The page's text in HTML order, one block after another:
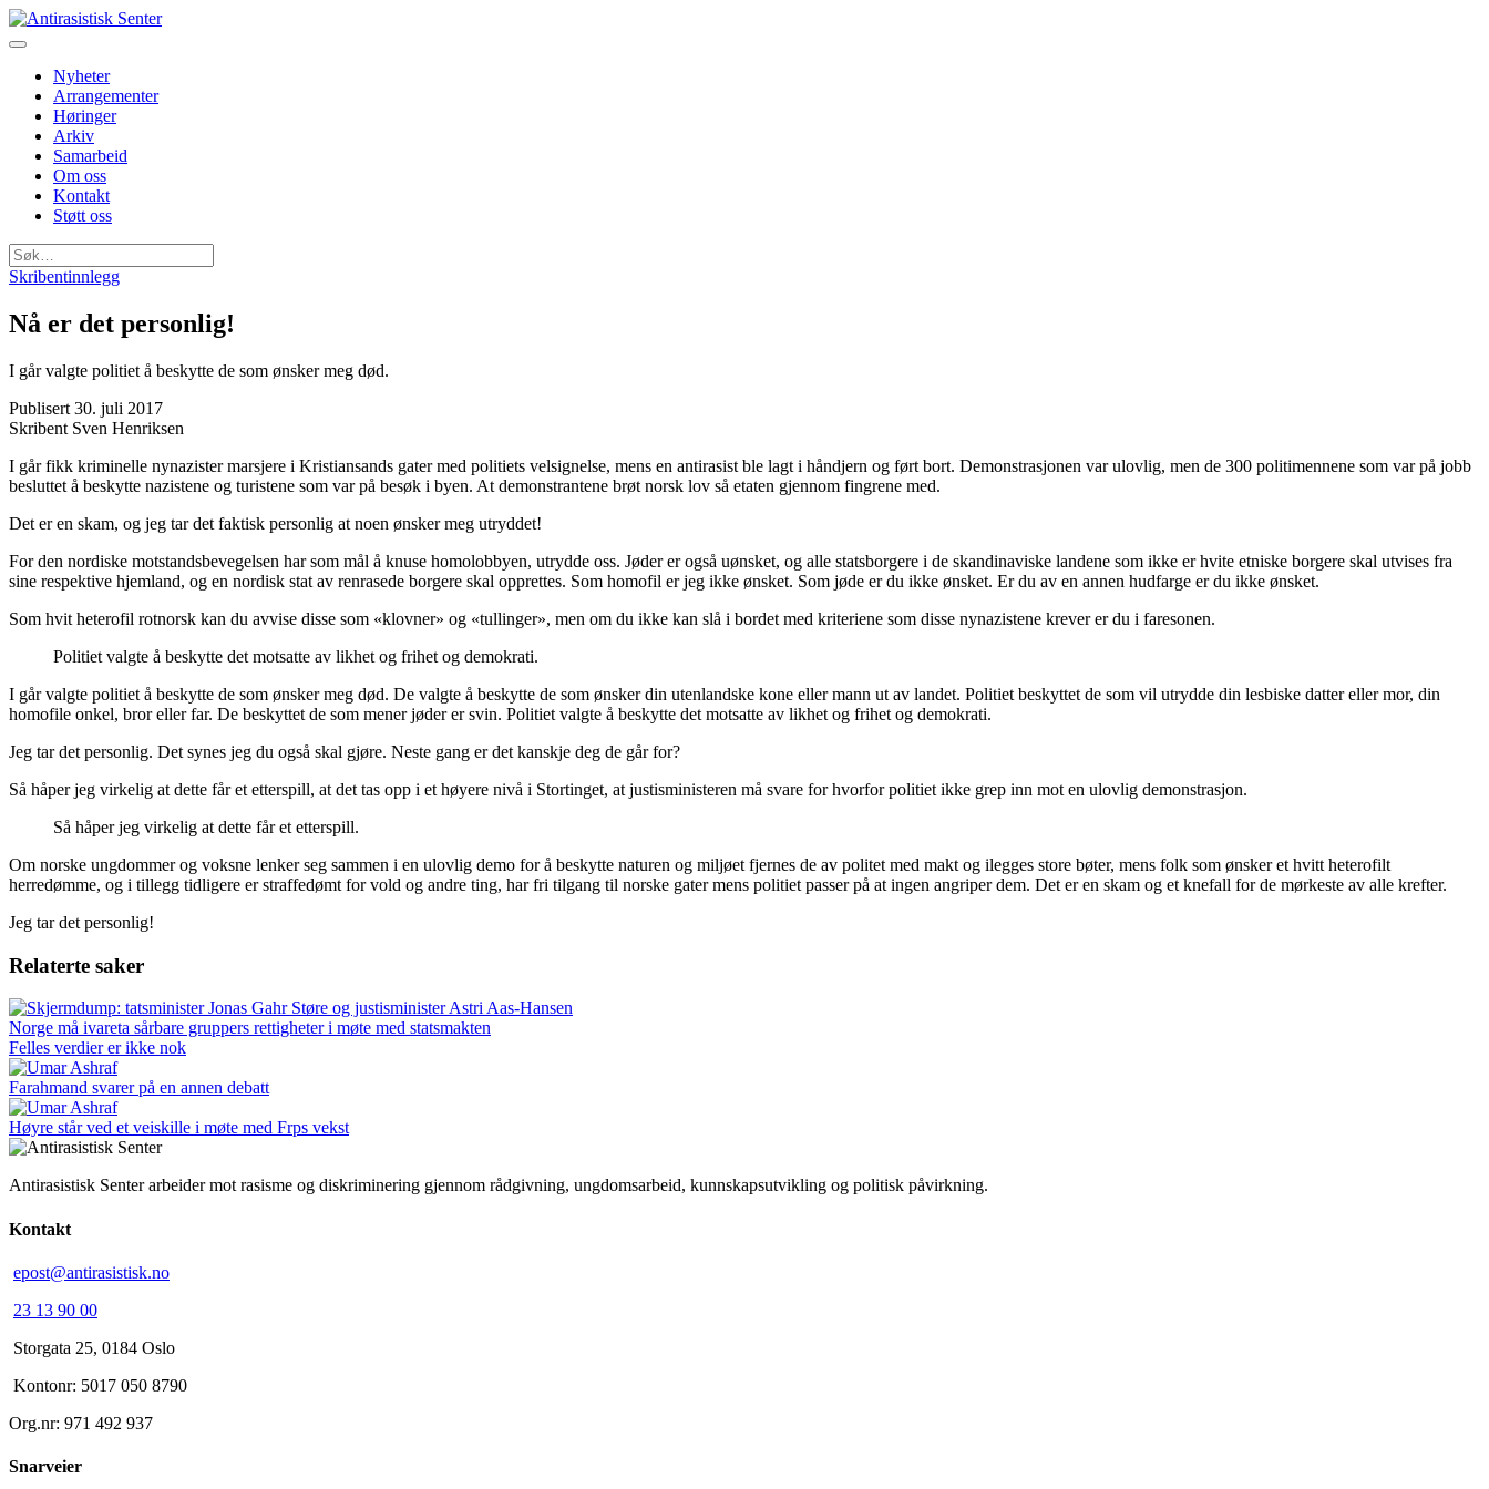
Nyheter
Arrangementer
Høringer
Arkiv
Samarbeid
Om oss
Kontakt
Støtt oss
Søk
etter:
Skribentinnlegg
Nå er det personlig!
I går valgte politiet å beskytte de som ønsker meg død.
Publisert 30. juli 2017
Skribent Sven Henriksen
I går fikk kriminelle nynazister marsjere i Kristiansands gater med politiets velsignelse, mens en antirasist ble lagt i håndjern og ført bort. Demonstrasjonen var ulovlig, men de 300 politimennene som var på jobb
besluttet å beskytte nazistene og turistene som var på besøk i byen. At demonstrantene brøt norsk lov så etaten gjennom fingrene med.
Det er en skam, og jeg tar det faktisk personlig at noen ønsker meg utryddet!
For den nordiske motstandsbevegelsen har som mål å knuse homolobbyen, utrydde oss. Jøder er også uønsket, og alle statsborgere i de skandinaviske landene som ikke er hvite etniske borgere skal utvises fra
sine respektive hjemland, og en nordisk stat av renrasede borgere skal opprettes. Som homofil er jeg ikke ønsket. Som jøde er du ikke ønsket. Er du av en annen hudfarge er du ikke ønsket.
Som hvit heterofil rotnorsk kan du avvise disse som «klovner» og «tullinger», men om du ikke kan slå i bordet med kriteriene som disse nynazistene krever er du i faresonen.
Politiet valgte å beskytte det motsatte av likhet og frihet og demokrati.
I går valgte politiet å beskytte de som ønsker meg død. De valgte å beskytte de som ønsker din utenlandske kone eller mann ut av landet. Politiet beskyttet de som vil utrydde din lesbiske datter eller mor, din
homofile onkel, bror eller far. De beskyttet de som mener jøder er svin. Politiet valgte å beskytte det motsatte av likhet og frihet og demokrati.
Jeg tar det personlig. Det synes jeg du også skal gjøre. Neste gang er det kanskje deg de går for?
Så håper jeg virkelig at dette får et etterspill, at det tas opp i et høyere nivå i Stortinget, at justisministeren må svare for hvorfor politiet ikke grep inn mot en ulovlig demonstrasjon.
Så håper jeg virkelig at dette får et etterspill.
Om norske ungdommer og voksne lenker seg sammen i en ulovlig demo for å beskytte naturen og miljøet fjernes de av politet med makt og ilegges store bøter, mens folk som ønsker et hvitt heterofilt
herredømme, og i tillegg tidligere er straffedømt for vold og andre ting, har fri tilgang til norske gater mens politiet passer på at ingen angriper dem. Det er en skam og et knefall for de mørkeste av alle krefter.
Jeg tar det personlig!
Relaterte saker
Norge må ivareta sårbare gruppers rettigheter i møte med statsmakten
Felles verdier er ikke nok
Farahmand svarer på en annen debatt
Høyre står ved et veiskille i møte med Frps vekst
Antirasistisk Senter arbeider mot rasisme og diskriminering gjennom rådgivning, ungdomsarbeid, kunnskapsutvikling og politisk påvirkning.
Kontakt
epost@antirasistisk.no
23 13 90 00
Storgata 25, 0184 Oslo
Kontonr: 5017 050 8790
Org.nr: 971 492 937
Snarveier